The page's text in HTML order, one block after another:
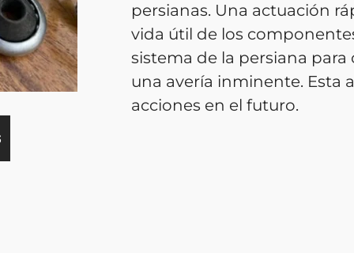
persianas. Una actuación
vida útil de los
sistema de la persiana
una avería inminente. Esta
acciones en el futuro.